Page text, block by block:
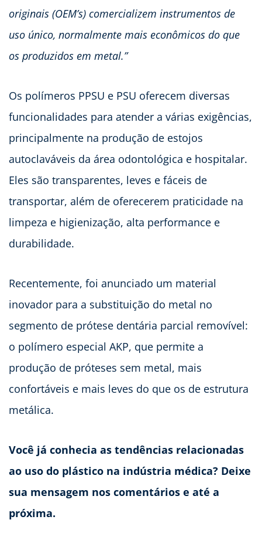
originais (OEM’s) comercializem instrumentos de
uso único, normalmente mais econômicos do que
os produzidos em metal.”
Os polímeros PPSU e PSU oferecem diversas
funcionalidades para atender a várias exigências,
principalmente na produção de estojos
autoclaváveis da área odontológica e hospitalar.
Eles são transparentes, leves e fáceis de
transportar, além de oferecerem praticidade na
limpeza e higienização, alta performance e
durabilidade.
Recentemente, foi anunciado um material
inovador para a substituição do metal no
segmento de prótese dentária parcial removível:
o polímero especial AKP, que permite a
produção de próteses sem metal, mais
confortáveis e mais leves do que os de estrutura
metálica.
Você já conhecia as tendências relacionadas
ao uso do plástico na indústria médica? Deixe
sua mensagem nos comentários e até a
próxima.